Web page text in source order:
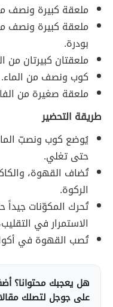
ملعقة كبيرة ونصف
ملعقة كبيرة ونصف
بودرة.
ملعقتان كبيرتان من
كوب ونصف من الماء.
ملعقة صغيرة من
طريقة التحضير
يُوضع كوب ونصبّ
حتى تغلي.
تُضاف القهوة،
الركوة.
تُحرك المكوّنات
الاستمرار في
تُصب القهوة في
هل يعجبك محتوانا؟
على جوجل لتصلك